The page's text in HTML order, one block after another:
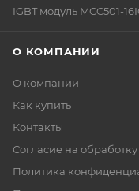
IGBT модуль MCC501-
О КОМПАНИИ
О компании
Как купить
Контакты
Согласие на
Политика